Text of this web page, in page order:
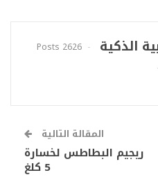
الذكية
2626 Posts
المقالة التالية
ريجيم البطاطس لخسارة
5 كلغ